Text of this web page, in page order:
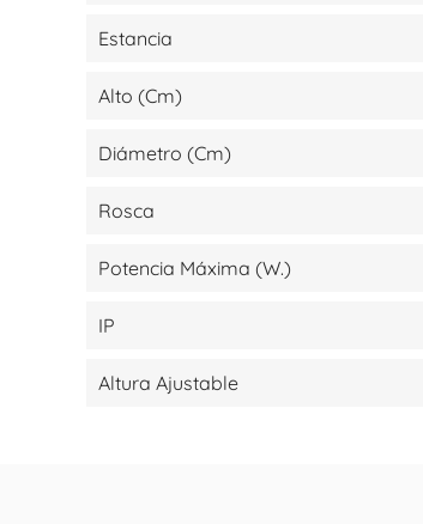
Estancia
Alto (cm)
Diámetro (cm)
Rosca
Potencia Máxima (W.)
IP
Altura Ajustable